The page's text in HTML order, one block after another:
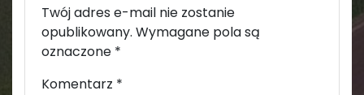
Twój adres e-mail nie zostanie
opublikowany. Wymagane pola są
oznaczone *
Komentarz *